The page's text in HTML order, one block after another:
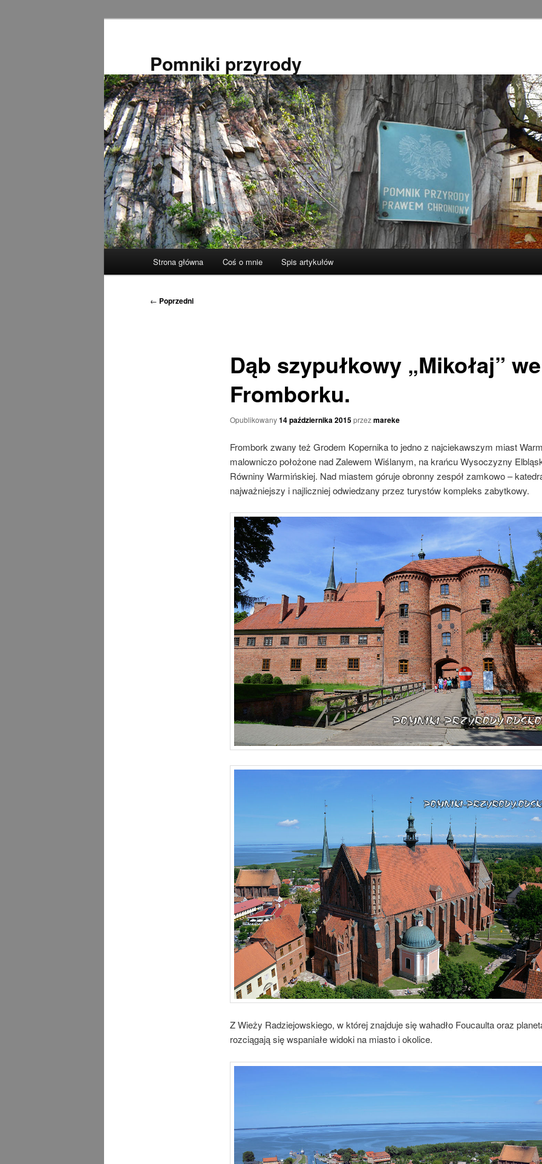
Pomniki przyrody
Strona główna Coś o mnie Spis artykułów
Nawigacja
← Poprzedni
Dąb szypułkowy „Mikołaj” we
Fromborku.
Opublikowany14 października 2015przezmareke
Frombork zwany też Grodem Kopernika to jedno z najciekawszym miast
malowniczo położone nad Zalewem Wiślanym, na krańcu Wysoczyzny
Równiny Warmińskiej. Nad miastem góruje obronny zespół zamkowo –
najważniejszy i najliczniej odwiedzany przez turystów kompleks zabytkowy.
Z Wieży Radziejowskiego, w której znajduje się wahadło Foucaulta oraz
rozciągają się wspaniałe widoki na miasto i okolice.